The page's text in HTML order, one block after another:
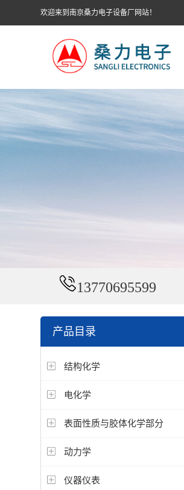
欢迎来到南京桑力电子设备厂网站！
13770695599
产品目录
结构化学
电化学
表面性质与胶体化学部分
动力学
仪器仪表